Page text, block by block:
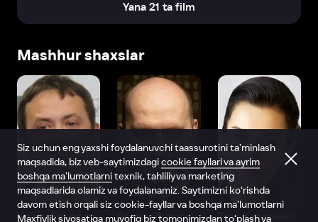
Yana 21 ta film
Mashhur shaxslar
Vitaliy Shlyappo Sergey Burunov Tina Kandelaki
Siz uchun eng yaxshi foydalanuvchi taassurotini ta’minlash
maqsadida, biz veb-saytimizdagicookie fayllari va ayrim
boshqa ma’lumotlarnitexnik, tahliliy va marketing
maqsadlarida olamiz va foydalanamiz. Saytimizni ko‘rishda
davom etish orqali siz cookie-fayllar va boshqa ma’lumotlarni
Maxfiylik siyosatiga muvofiq biz tomonimizdan to‘plash va